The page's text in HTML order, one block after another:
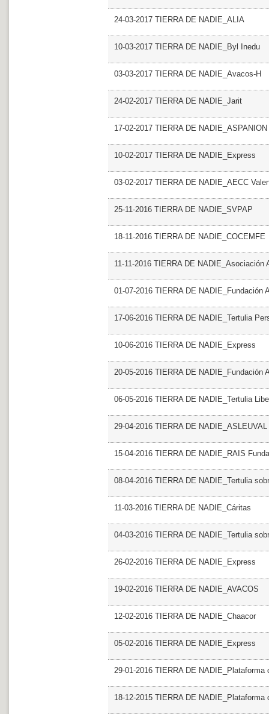
24-03-2017 TIERRA DE NADIE_ALIA
10-03-2017 TIERRA DE NADIE_Byl Inedu
03-03-2017 TIERRA DE NADIE_Avacos-H
24-02-2017 TIERRA DE NADIE_Jarit
17-02-2017 TIERRA DE NADIE_ASPANION
10-02-2017 TIERRA DE NADIE_Express
03-02-2017 TIERRA DE NADIE_AECC
25-11-2016 TIERRA DE NADIE_SVPAP
18-11-2016 TIERRA DE NADIE_COCEMFE
11-11-2016 TIERRA DE NADIE_Asociación
01-07-2016 TIERRA DE NADIE_Fundación
17-06-2016 TIERRA DE NADIE_Tertulia
10-06-2016 TIERRA DE NADIE_Express
20-05-2016 TIERRA DE NADIE_Fundación
06-05-2016 TIERRA DE NADIE_Tertulia
29-04-2016 TIERRA DE NADIE_ASLEUVAL
15-04-2016 TIERRA DE NADIE_RAIS
08-04-2016 TIERRA DE NADIE_Tertulia
11-03-2016 TIERRA DE NADIE_Cáritas
04-03-2016 TIERRA DE NADIE_Tertulia
26-02-2016 TIERRA DE NADIE_Express
19-02-2016 TIERRA DE NADIE_AVACOS
12-02-2016 TIERRA DE NADIE_Chaacor
05-02-2016 TIERRA DE NADIE_Express
29-01-2016 TIERRA DE
18-12-2015 TIERRA DE